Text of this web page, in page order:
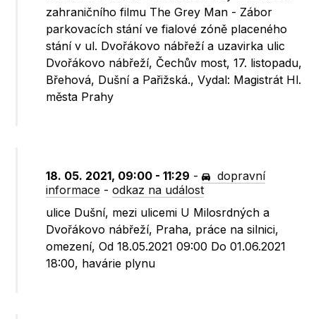
zahraničního filmu The Grey Man - Zábor
parkovacích stání ve fialové zóně placeného
stání v ul. Dvořákovo nábřeží a uzavirka ulic
Dvořákovo nábřeží, Čechův most, 17. listopadu,
Břehová, Dušní a Pařižská., Vydal: Magistrát Hl.
města Prahy
18. 05. 2021, 09:00 - 11:29 -
dopravní
informace -odkaz na událost
ulice Dušní, mezi ulicemi U Milosrdných a
Dvořákovo nábřeží, Praha, práce na silnici,
omezení, Od 18.05.2021 09:00 Do 01.06.2021
18:00, havárie plynu